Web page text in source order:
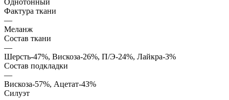
Фактура ткани
—
Меланж
Состав ткани
—
Шерсть-47%, Вискоза-26%, П/Э-24%, Лайкра-3%
Состав подкладки
—
Вискоза-57%, Ацетат-43%
Силуэт